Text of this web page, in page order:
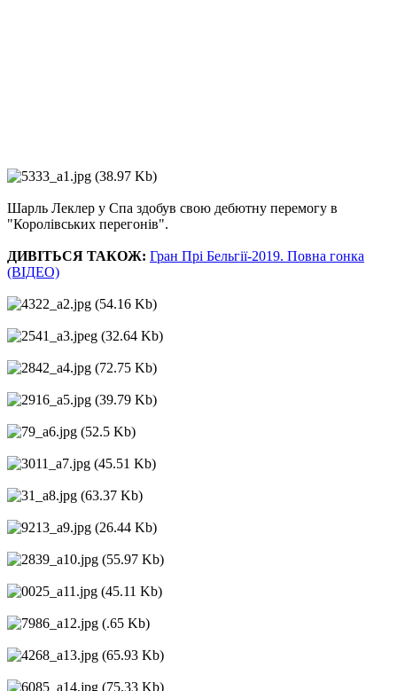
Шарль Леклер у Спа здобув свою дебютну перемогу в
"Королівських перегонів".
ДИВІТЬСЯ ТАКОЖ: Гран Прі Бельгії-2019. Повна гонка
(ВІДЕО)